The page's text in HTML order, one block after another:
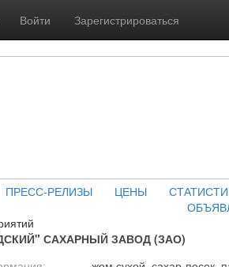
Войти Зарегистрироваться
ПРЕСС-РЕЛИЗЫ ЦЕНЫ
САХАРНЫЙ ЗАВОД (ЗАО)